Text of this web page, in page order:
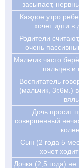
засыпает,
Каждое утро
хочет идти в
Родители
очень
Мальчик часто
пальцев и
Воспитатель
(мальчик, 3г.6м.)
Дочь просит
совершенный
Сын (2 года 5
хочет
Дочка (2,5 года)